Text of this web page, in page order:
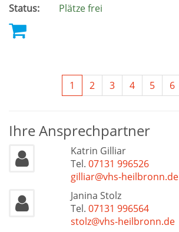
Status:
Plätze frei
1 2 3 4 5 6
Ihre Ansprechpartner
Katrin Gilliar
Tel. 07131 996526
gilliar@vhs-heilbronn.de
Janina Stolz
Tel. 07131 996564
stolz@vhs-heilbronn.de